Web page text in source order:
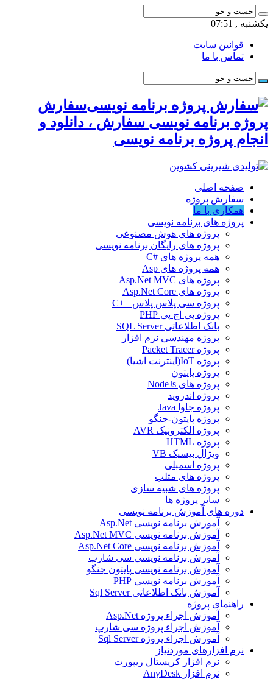
یکشنبه , 07:51
قوانین سایت
تماس با ما
سفارش
پروژه برنامه نویسی سفارش ، دانلود و
انجام پروژه برنامه نویسی
صفحه اصلی
سفارش پروژه
همکاری با ما
پروژه های برنامه نویسی
پروژه های هوش مصنوعی
پروژه های رایگان برنامه نویسی
همه پروژه های #C
همه پروژه های Asp
پروژه های Asp.Net MVC
پروژه های Asp.Net Core
پروژه سی پلاس پلاس ++C
پروژه پی اچ پی PHP
بانک اطلاعاتی SQL Server
پروژه مهندسی نرم افزار
پروژه Packet Tracer
پروژه IoT(اینترنت اشیا)
پروژه پایتون
پروژه های NodeJs
پروژه اندروید
پروژه جاوا Java
پروژه پایتون-جنگو
پروژه الکترونیک AVR
پروژه HTML
ویژال بیسیک VB
پروژه اسمبلی
پروژه های متلب
پروژه های شبیه سازی
سایر پروژه ها
دوره های آموزش برنامه نویسی
آموزش برنامه نویسی Asp.Net
آموزش برنامه نویسی Asp.Net MVC
آموزش برنامه نویسی Asp.Net Core
آموزش برنامه نویسی سی شارپ
آموزش برنامه نویسی پایتون جنگو
آموزش برنامه نویسی PHP
آموزش بانک اطلاعاتی Sql Server
راهنمای پروژه
آموزش اجراء پروژه Asp.Net
آموزش اجراء پروژه سی شارپ
آموزش اجراء پروژه Sql Server
نرم افزارهای موردنیاز
نرم افزار کریستال ریپورت
نرم افزار AnyDesk